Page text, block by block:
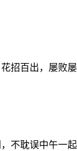
招百出，屡败
不耽误中午一